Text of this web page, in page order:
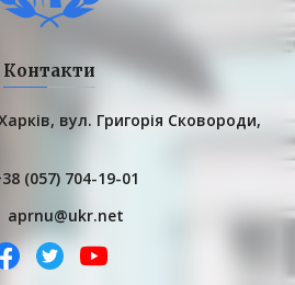
Контакти
вул. Григорія Сковороди,
(057) 704-19-01
aprnu@ukr.net